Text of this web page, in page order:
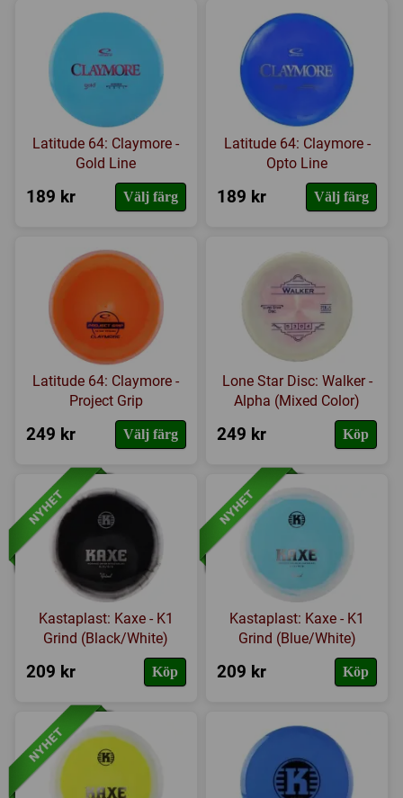
Latitude 64: Claymore -
Gold Line
189 kr Välj färg
Latitude 64: Claymore -
Opto Line
189 kr Välj färg
Latitude 64: Claymore -
Project Grip
249 kr Välj färg
Lone Star Disc: Walker -
Alpha (Mixed Color)
249 kr Köp
Kastaplast: Kaxe - K1
Grind (Black/White)
209 kr Köp
Kastaplast: Kaxe - K1
Grind (Blue/White)
209 kr Köp